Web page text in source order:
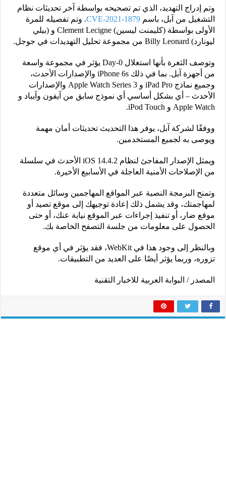
وتم إدراج التهديد، الذي تم تصحيحه بواسطة آخر تحديثات نظام
التشغيل من آبل، باسم CVE-2021-1879. وتم تفصيله للمرة
الأولى بواسطة (كليمنت ليسين) Clement Lecigne و (بيلي
ليونارد) Billy Leonard من مجموعة تحليل التهديدات في جوجل.
وتوصف الثغرة بأنها استغلال 0-Day يؤثر في مجموعة واسعة
من أجهزة آبل. بما في ذلك iPhone 6s والإصدارات الأحدث،
وجميع نماذج iPad Pro و Apple Watch Series 3 والإصدارات
الأحدث – أي بشكل أساسي أي نموذج سابق من آيفون وآيباد و
Apple Watch و iPod Touch.
ووفقًا لشركة آبل، يوفر هذا التحديث تحديثات أمان مهمة
ويوصى به لجميع المستخدمين.
ويمثل الإصدار المفاجئ لنظام iOS 14.4.2 الأحدث في سلسلة
من الإصلاحات الأمنية العاجلة في الأسابيع الأخيرة.
وتمنح البرمجة النصية عبر المواقع المهاجمين وسائل متعددة
لمهاجمتك، وقد يشمل ذلك إعادة توجيهك إلى موقع تصيد أو
موقع ضار، أو تنفيذ إجراءات عبر الموقع نيابة عنك، أو حتى
الحصول على معلومات من جلسة التصفح الخاصة بك.
وبالنظر إلى وجود هذا في WebKit، فقد يؤثر في أي موقع
تزوره، وربما يؤثر أيضًا على العديد من التطبيقات.
المصدر / البوابة العربية للاخبار التقنية